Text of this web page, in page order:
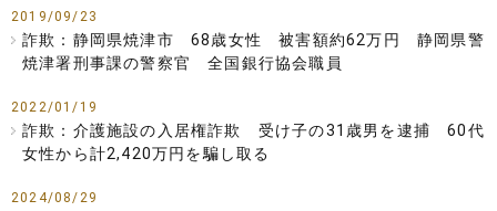
2019/09/23
詐欺：静岡県焼津市 68歳女性 被害額約62万円 静岡県警
焼津署刑事課の警察官 全国銀行協会職員
2022/01/19
詐欺：介護施設の入居権詐欺 受け子の31歳男を逮捕 60代
女性から計2,420万円を騙し取る
2024/08/29